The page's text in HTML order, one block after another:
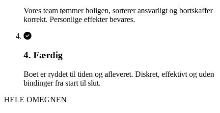
Vores team tømmer boligen, sorterer ansvarligt og bortskaffer
korrekt. Personlige effekter bevares.
4. Færdig
Boet er ryddet til tiden og afleveret. Diskret, effektivt og uden
bindinger fra start til slut.
HELE OMEGNEN